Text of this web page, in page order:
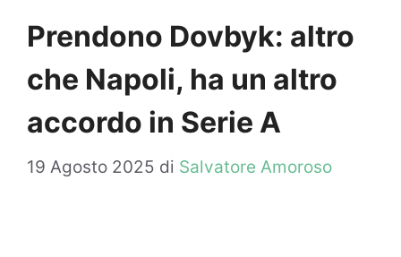
Prendono Dovbyk: altro
che Napoli, ha un altro
accordo in Serie A
19 Agosto 2025 di Salvatore Amoroso